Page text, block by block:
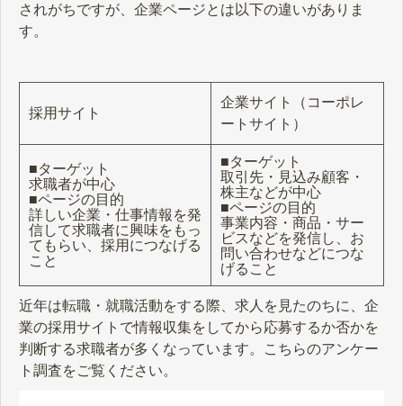
されがちですが、企業ページとは以下の違いがありま
す。
採用サイト
企業サイト（コーポレ
ートサイト）
■ターゲット
求職者が中心
■ページの目的
詳しい企業・仕事情報を発
信して求職者に興味をもっ
てもらい、採用につなげる
こと
■ターゲット
取引先・見込み顧客・
株主などが中心
■ページの目的
事業内容・商品・サー
ビスなどを発信し、お
問い合わせなどにつな
げること
近年は転職・就職活動をする際、求人を見たのちに、企
業の採用サイトで情報収集をしてから応募するか否かを
判断する求職者が多くなっています。こちらのアンケー
ト調査をご覧ください。